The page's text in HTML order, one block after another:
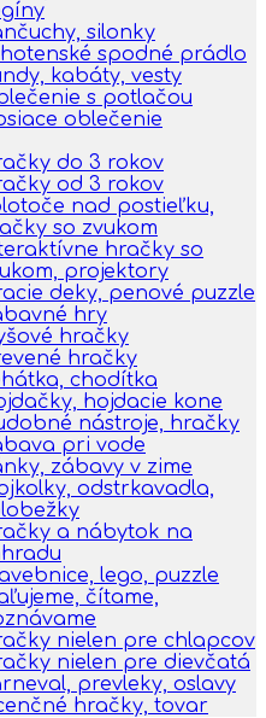
silonky
spodné prádlo
kabáty, vesty
s potlačou
oblečenie
do 3 rokov
od 3 rokov
nad postieľku,
so zvukom
hračky so
projektory
deky, penové puzzle
hry
hračky
hračky
chodítka
hojdacie kone
nástroje, hračky
pri vode
zábavy v zime
odstrkavadla,
a nábytok na
lego, puzzle
čítame,
nielen pre chlapcov
nielen pre dievčatá
prevleky, oslavy
hračky, tovar